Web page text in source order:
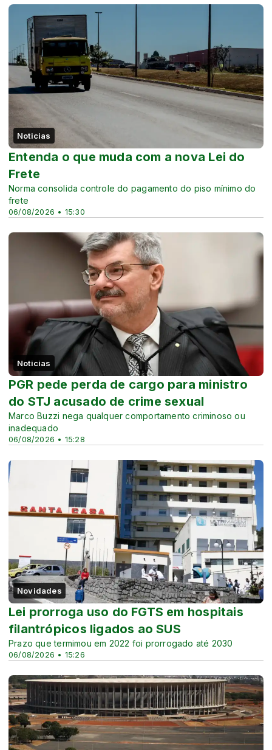
Noticias
06/08/2026 • 15:30
Entenda o que muda com a nova Lei do
Frete
Norma consolida controle do pagamento do piso mínimo do
frete
Noticias
06/08/2026 • 15:28
PGR pede perda de cargo para ministro
do STJ acusado de crime sexual
Marco Buzzi nega qualquer comportamento criminoso ou
inadequado
Novidades
06/08/2026 • 15:26
Lei prorroga uso do FGTS em hospitais
filantrópicos ligados ao SUS
Prazo que termimou em 2022 foi prorrogado até 2030